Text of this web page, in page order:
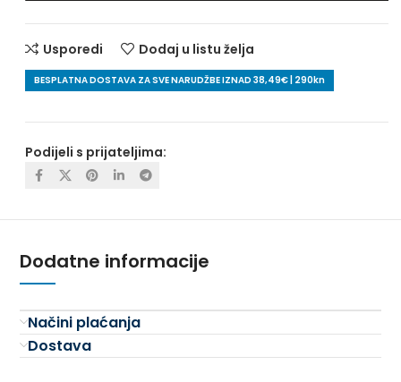
Usporedi Dodaj u listu želja
BESPLATNA DOSTAVA ZA SVE NARUDŽBE IZNAD 38,49€ | 290kn
Podijeli s prijateljima:
Dodatne informacije
Načini plaćanja
Dostava